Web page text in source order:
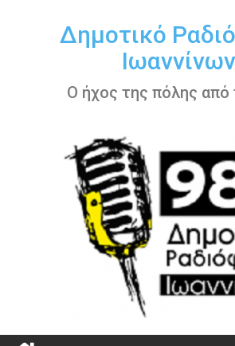
περιεχόμενοΔημοτικό
Ιωαννίνων
Ο ήχος της πόλης από